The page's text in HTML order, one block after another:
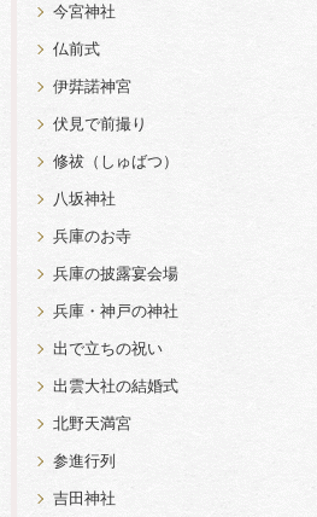
今宮神社
仏前式
伊弉諾神宮
伏見で前撮り
修祓（しゅばつ）
八坂神社
兵庫のお寺
兵庫の披露宴会場
兵庫・神戸の神社
出で立ちの祝い
出雲大社の結婚式
北野天満宮
参進行列
吉田神社